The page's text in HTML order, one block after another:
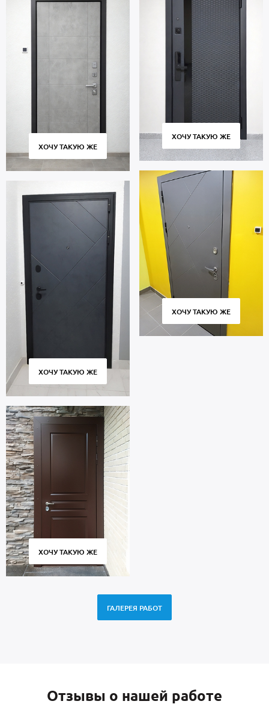
ХОЧУ ТАКУЮ ЖЕ
ХОЧУ ТАКУЮ ЖЕ
ХОЧУ ТАКУЮ ЖЕ
ХОЧУ ТАКУЮ ЖЕ
ХОЧУ ТАКУЮ ЖЕ
ГАЛЕРЕЯ РАБОТ
Отзывы о нашей работе